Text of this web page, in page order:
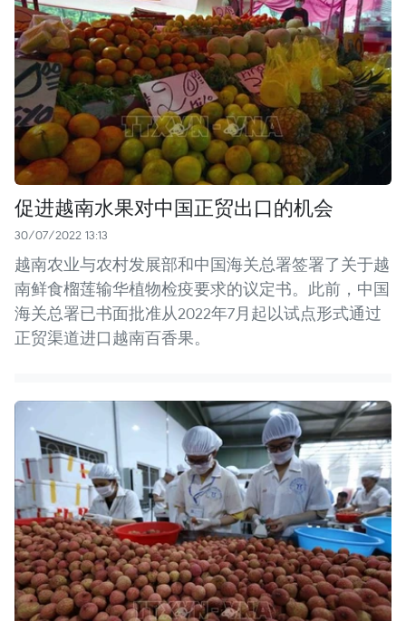
促进越南水果对中国正贸出口的机会
30/07/2022 13:13
越南农业与农村发展部和中国海关总署签署了关于越
南鲜食榴莲输华植物检疫要求的议定书。此前，中国
海关总署已书面批准从2022年7月起以试点形式通过
正贸渠道进口越南百香果。